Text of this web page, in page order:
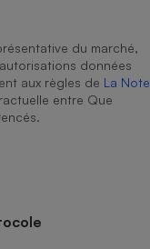
du marché,
données
aux règles de La Note
entre Que